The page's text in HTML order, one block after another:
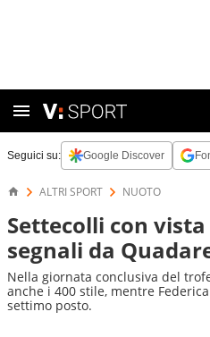
Seguici su: Google Discover
ALTRI SPORT NUOTO
Settecolli con
segnali da
Nella giornata conclusiva del
anche i 400 stile, mentre
settimo posto.